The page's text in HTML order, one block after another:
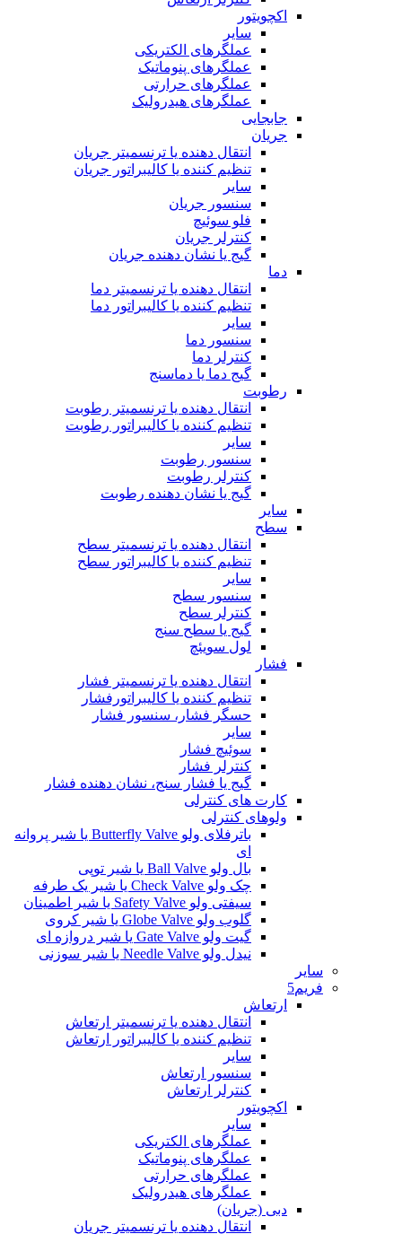
اکچویتور
سایر
عملگرهای الکتریکی
عملگرهای پنوماتیک
عملگرهای حرارتی
عملگرهای هیدرولیک
جابجایی
جریان
انتقال دهنده یا ترنسمیتر جریان
تنظیم کننده یا کالیبراتور جریان
سایر
سنسور جریان
فلو سوئیچ
کنترلر جریان
گیج یا نشان دهنده جریان
دما
انتقال دهنده یا ترنسمیتر دما
تنظیم کننده یا کالیبراتور دما
سایر
سنسور دما
کنترلر دما
گیج دما یا دماسنج
رطوبت
انتقال دهنده یا ترنسمیتر رطوبت
تنظیم کننده یا کالیبراتور رطوبت
سایر
سنسور رطوبت
کنترلر رطوبت
گیج یا نشان دهنده رطوبت
سایر
سطح
انتقال دهنده یا ترنسمیتر سطح
تنظیم کننده یا کالیبراتور سطح
سایر
سنسور سطح
کنترلر سطح
گیج یا سطح سنج
لول سویئچ
فشار
انتقال دهنده یا ترنسمیتر فشار
تنظیم کننده یا کالیبراتورفشار
حسگر فشار، سنسور فشار
سایر
سوئیچ فشار
کنترلر فشار
گیج یا فشار سنج، نشان دهنده فشار
کارت های کنترلی
ولوهای کنترلی
باترفلای ولو Butterfly Valve یا شیر پروانه
ای
بال ولو Ball Valve یا شیر توپی
چک ولو Check Valve یا شیر یک طرفه
سیفتی ولو Safety Valve یا شیر اطمینان
گلوب ولو Globe Valve یا شیر کروی
گیت ولو Gate Valve یا شیر دروازه ای
نیدل ولو Needle Valve یا شیر سوزنی
سایر
فریم5
ارتعاش
انتقال دهنده یا ترنسمیتر ارتعاش
تنظیم کننده یا کالیبراتور ارتعاش
سایر
سنسور ارتعاش
کنترلر ارتعاش
اکچویتور
سایر
عملگرهای الکتریکی
عملگرهای پنوماتیک
عملگرهای حرارتی
عملگرهای هیدرولیک
دبی (جریان)
انتقال دهنده یا ترنسمیتر جریان